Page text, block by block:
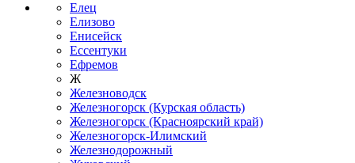
Елец
Елизово
Енисейск
Ессентуки
Ефремов
Ж
Железноводск
Железногорск (Курская область)
Железногорск (Красноярский край)
Железногорск-Илимский
Железнодорожный